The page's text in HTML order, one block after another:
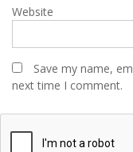
Website
Save my name,
next time I comment.